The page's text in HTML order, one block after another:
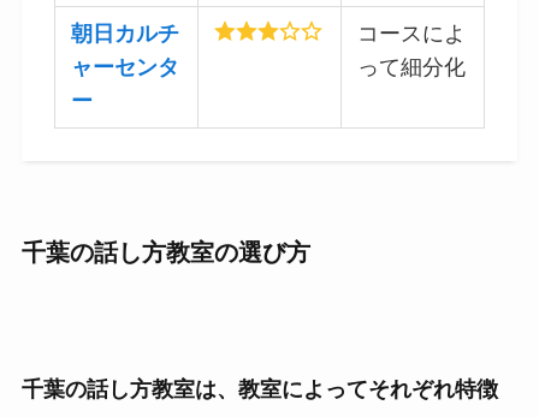
朝日カルチ
ャーセンタ
ー
コースによ
って細分化
千葉の話し方教室の選び方
千葉の話し方教室は、教室によってそれぞれ特徴